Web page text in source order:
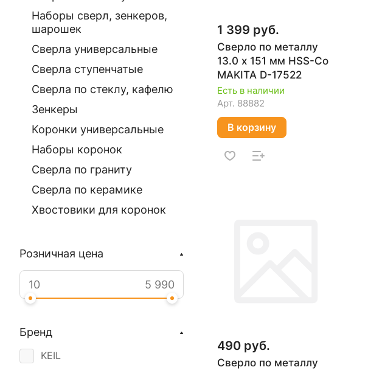
1 399 руб.
Сверло по металлу
13.0 х 151 мм HSS-Co
MAKITA D-17522
Есть в наличии
Арт. 88882
В корзину
490 руб.
Сверло по металлу
Наборы сверл, зенкеров,
шарошек
Сверла универсальные
Сверла ступенчатые
Сверла по стеклу, кафелю
Зенкеры
Коронки универсальные
Наборы коронок
Сверла по граниту
Сверла по керамике
Хвостовики для коронок
Розничная цена
Бренд
KEIL